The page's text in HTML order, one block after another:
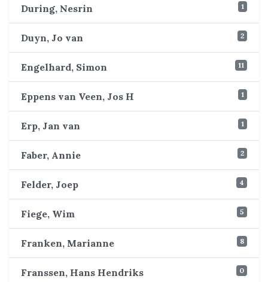
During, Nesrin 1
Duyn, Jo van 2
Engelhard, Simon 11
Eppens van Veen, Jos H 1
Erp, Jan van 1
Faber, Annie 2
Felder, Joep 4
Fiege, Wim 5
Franken, Marianne 8
Franssen, Hans Hendriks 0